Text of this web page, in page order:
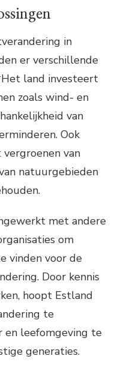
in
er verschillende
land investeert
zoals wind- en
van
Ook
van
natuurgebieden
met andere
om
vinden voor de
Door kennis
hoopt Estland
te
en leefomgeving te
generaties.